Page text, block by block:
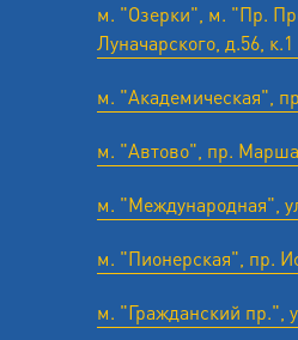
м. "Озерки", м. "Пр.
Луначарского, д.56, к.1
м. "Академическая",
м. "Автово", пр.
м. "Международная",
м. "Пионерская", пр.
м. "Гражданский пр.",